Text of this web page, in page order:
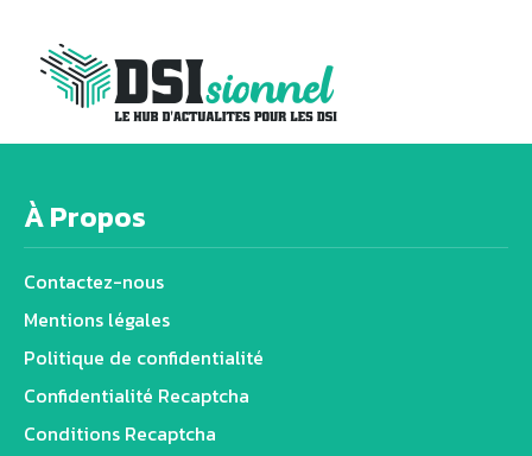
À Propos
Contactez-nous
Mentions légales
Politique de confidentialité
Confidentialité Recaptcha
Conditions Recaptcha